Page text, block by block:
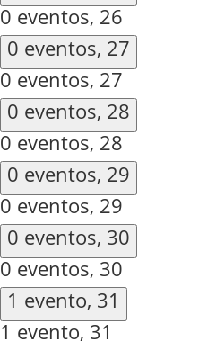
0 eventos, 26
0 eventos, 27
0 eventos, 27
0 eventos, 28
0 eventos, 28
0 eventos, 29
0 eventos, 29
0 eventos, 30
0 eventos, 30
1 evento, 31
1 evento, 31